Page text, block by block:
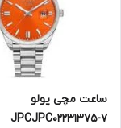
ساعت مچی پولو
JPCJPC02231375-7